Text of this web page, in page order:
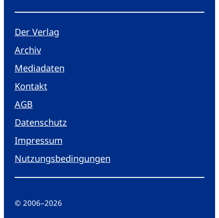
Der Verlag
Archiv
Mediadaten
Kontakt
AGB
Datenschutz
Impressum
Nutzungsbedingungen
© 2006–2026